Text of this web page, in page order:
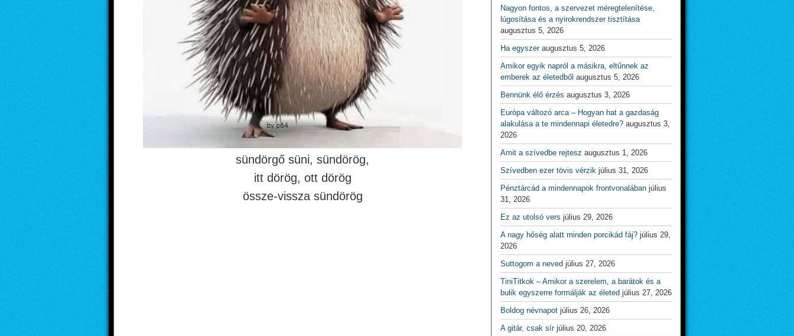
sündörgő süni, sündörög,
itt dörög, ott dörög
össze-vissza sündörög
Nagyon fontos, a szervezet méregtelenítése,
lúgosítása és a nyirokrendszer tisztítása
augusztus 5, 2026
Ha egyszer augusztus 5, 2026
Amikor egyik napról a másikra, eltűnnek az
emberek az életedből augusztus 5, 2026
Bennünk élő érzés augusztus 3, 2026
Európa változó arca – Hogyan hat a gazdaság
alakulása a te mindennapi életedre? augusztus 3,
2026
Amit a szívedbe rejtesz augusztus 1, 2026
Szívedben ezer tövis vérzik július 31, 2026
Pénztárcád a mindennapok frontvonalában július
31, 2026
Ez az utolsó vers július 29, 2026
A nagy hőség alatt minden porcikád fáj? július 29,
2026
Suttogom a neved július 27, 2026
TiniTitkok – Amikor a szerelem, a barátok és a
bulik egyszerre formálják az életed július 27, 2026
Boldog névnapot július 26, 2026
A gitár, csak sír július 20, 2026